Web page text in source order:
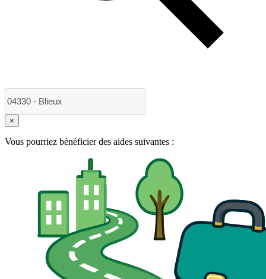
×
Vous pourriez bénéficier des aides suivantes :